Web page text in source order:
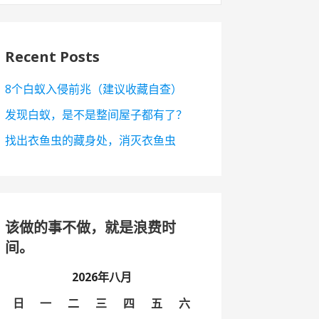
Recent Posts
8个白蚁入侵前兆（建议收藏自查）
发现白蚁，是不是整间屋子都有了？
找出衣鱼虫的藏身处，消灭衣鱼虫
该做的事不做，就是浪费时
间。
2026年八月
日
一 二 三 四 五
六